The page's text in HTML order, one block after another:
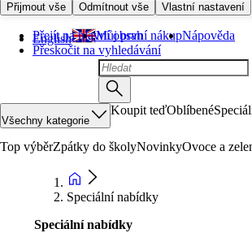
Přijmout vše Odmítnout vše Vlastní nastavení
Přejít na hlavní obsah
Přeskočit na vyhledávání
English Můj první nákupNápověda
Všechny kategorie
Koupit teďOblíbené
Top výběrZpátky do školyNovinkyOvoce a
Speciální nabídky
Speciální nabídky